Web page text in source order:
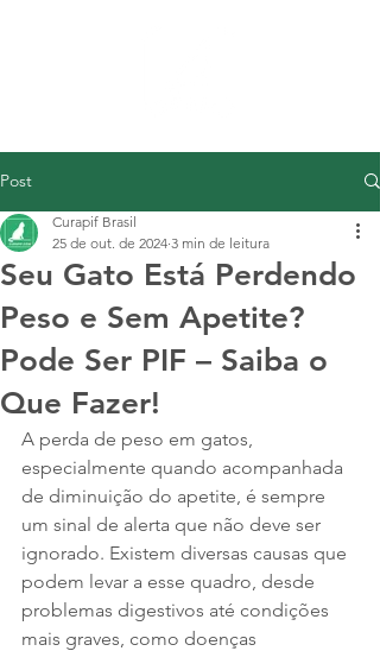
Post
Seu Gato Está Perdendo
Peso e Sem Apetite?
Pode Ser PIF – Saiba o
Que Fazer!
Curapif Brasil
25 de out. de 2024 3 min de leitura
A perda de peso em gatos,
especialmente quando acompanhada
de diminuição do apetite, é sempre
um sinal de alerta que não deve ser
ignorado. Existem diversas causas que
podem levar a esse quadro, desde
problemas digestivos até condições
mais graves, como doenças